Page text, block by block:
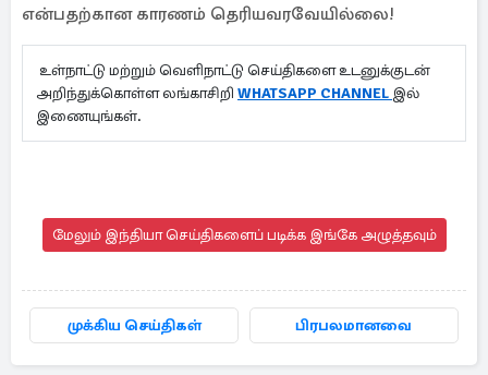
என்பதற்கான காரணம் தெரியவரவேயில்லை!
உள்நாட்டு மற்றும் வெளிநாட்டு செய்திகளை உடனுக்குடன்
அறிந்துக்கொள்ள லங்காசிறி WHATSAPP CHANNEL இல்
இணையுங்கள்.
மேலும் இந்தியா செய்திகளைப் படிக்க இங்கே அழுத்தவும்
முக்கிய செய்திகள் பிரபலமானவை